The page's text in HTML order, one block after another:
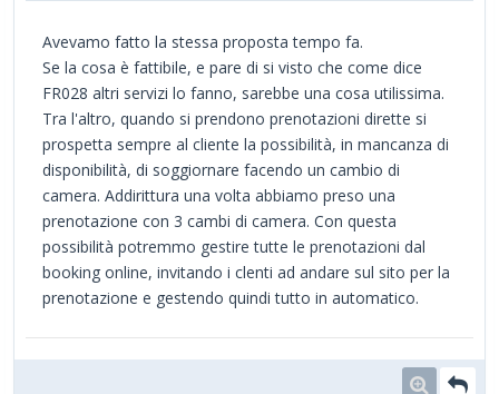
Avevamo fatto la stessa proposta tempo fa.
Se la cosa è fattibile, e pare di si visto che come dice
FR028 altri servizi lo fanno, sarebbe una cosa utilissima.
Tra l'altro, quando si prendono prenotazioni dirette si
prospetta sempre al cliente la possibilità, in mancanza di
disponibilità, di soggiornare facendo un cambio di
camera. Addirittura una volta abbiamo preso una
prenotazione con 3 cambi di camera. Con questa
possibilità potremmo gestire tutte le prenotazioni dal
booking online, invitando i clenti ad andare sul sito per la
prenotazione e gestendo quindi tutto in automatico.